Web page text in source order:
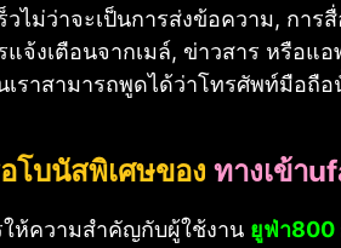
วไม่ว่าจะเป็นการส่งข้อความ, การ
งเตือนจากเมล์, ข่าวสาร หรือแ
เราสามารถพูดได้ว่าโทรศัพท์มือถือ
โบนัสพิเศษของ ทางเข้า
ห้ความสำคัญกับผู้ใช้งาน ยูฟ่า800